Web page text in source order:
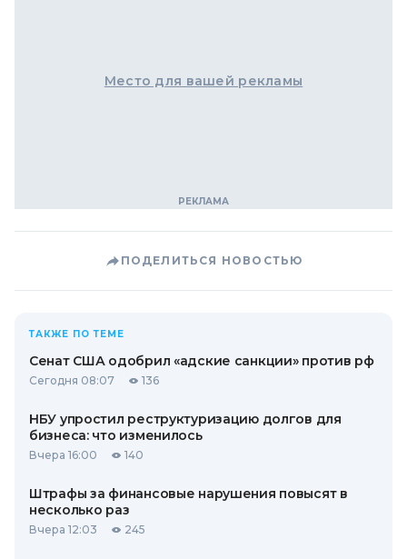
Место для вашей рекламы
ПОДЕЛИТЬСЯ НОВОСТЬЮ
ТАКЖЕ ПО ТЕМЕ
Сенат США одобрил «адские санкции» против рф
Сегодня 08:07 136
НБУ упростил реструктуризацию долгов для
бизнеса: что изменилось
Вчера 16:00 140
Штрафы за финансовые нарушения повысят в
несколько раз
Вчера 12:03 245